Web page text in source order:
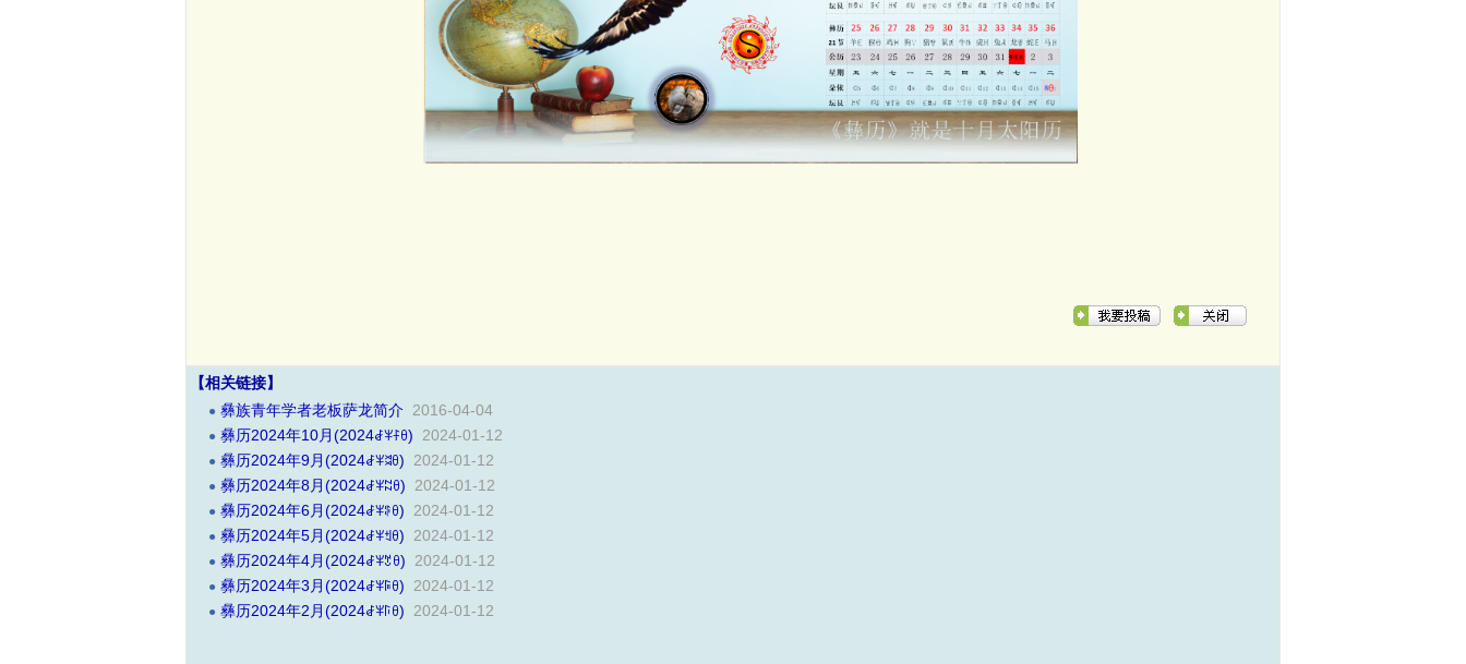
【相关链接】
● 彝族青年学者老板萨龙简介 2016-04-04
● 彝历2024年10月(2024ꆀꈎꊰꆪ) 2024-01-12
● 彝历2024年9月(2024ꆀꈎꈬꆪ) 2024-01-12
● 彝历2024年8月(2024ꆀꈎꉆꆪ) 2024-01-12
● 彝历2024年6月(2024ꆀꈎꃘꆪ) 2024-01-12
● 彝历2024年5月(2024ꆀꈎꉬꆪ) 2024-01-12
● 彝历2024年4月(2024ꆀꈎꇖꆪ) 2024-01-12
● 彝历2024年3月(2024ꆀꈎꌕꆪ) 2024-01-12
● 彝历2024年2月(2024ꆀꈎꑍꆪ) 2024-01-12